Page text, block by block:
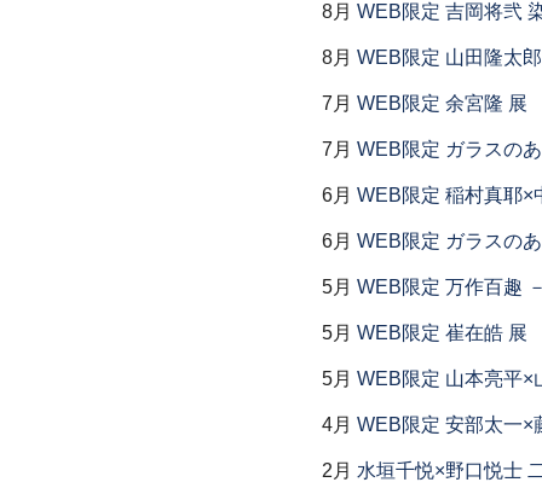
8月 WEB限定 吉岡将弐
8月 WEB限定 山田隆太
7月 WEB限定 余宮隆 展
7月 WEB限定 ガラスの
6月 WEB限定 稲村真耶×
6月 WEB限定 ガラスの
5月 WEB限定 万作百趣
5月 WEB限定 崔在皓 展
5月 WEB限定 山本亮平×
4月 WEB限定 安部太一×
2月 水垣千悦×野口悦士